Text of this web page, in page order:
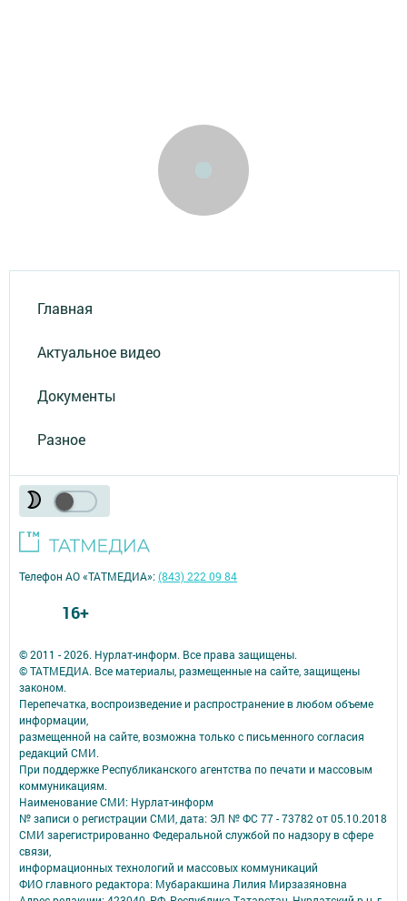
Главная
Актуальное видео
Документы
Разное
© 2011 - 2026. Нурлат-⁠информ. Все права защищены.
© ТАТМЕДИА. Все материалы, размещенные на сайте, защищены
законом.
Перепечатка, воспроизведение и распространение в любом объеме
информации,
размещенной на сайте, возможна только с письменного согласия
редакций СМИ.
При поддержке Республиканского агентства по печати и массовым
коммуникациям.
Наименование СМИ: Нурлат-⁠информ
№ записи о регистрации СМИ, дата: ЭЛ № ФС 77 -⁠ 73782 от 05.10.2018
СМИ зарегистрированно Федеральной службой по надзору в сфере
связи,
информационных технологий и массовых коммуникаций
ФИО главного редактора: Мубаракшина Лилия Мирзазяновна
Телефон АО «ТАТМЕДИА»:(843) 222 09 84
16+